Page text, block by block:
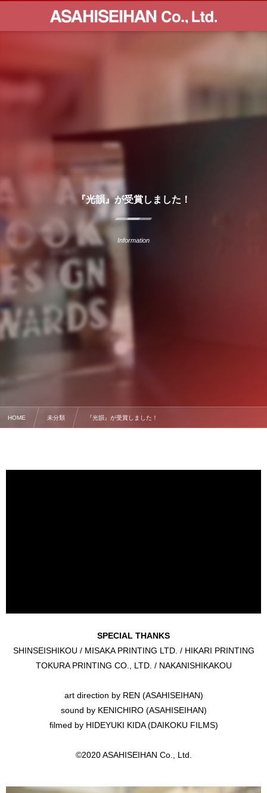
『光韻』が受賞しました！
Information
HOME 未分類 『光韻』が受賞しました！
SPECIAL THANKS
SHINSEISHIKOU / MISAKA PRINTING LTD. / HIKARI PRINTING
TOKURA PRINTING CO., LTD. / NAKANISHIKAKOU
art direction by REN (ASAHISEIHAN)
sound by KENICHIRO (ASAHISEIHAN)
filmed by HIDEYUKI KIDA (DAIKOKU FILMS)
©️2020 ASAHISEIHAN Co., Ltd.